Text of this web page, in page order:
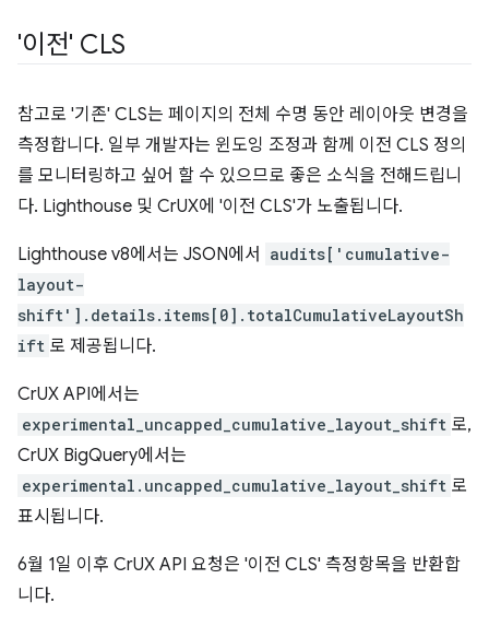
'이전' CLS
참고로 '기존' CLS는 페이지의 전체 수명 동안 레이아웃 변경을
측정합니다. 일부 개발자는 윈도잉 조정과 함께 이전 CLS 정의
를 모니터링하고 싶어 할 수 있으므로 좋은 소식을 전해드립니
다. Lighthouse 및 CrUX에 '이전 CLS'가 노출됩니다.
Lighthouse v8에서는 JSON에서
audits['cumulative-
layout-
shift'].details.items[0].totalCumulativeLayoutSh
ift 로 제공됩니다.
CrUX API에서는
experimental_uncapped_cumulative_layout_shift 로,
CrUX BigQuery에서는
experimental.uncapped_cumulative_layout_shift 로
표시됩니다.
6월 1일 이후 CrUX API 요청은 '이전 CLS' 측정항목을 반환합
니다.